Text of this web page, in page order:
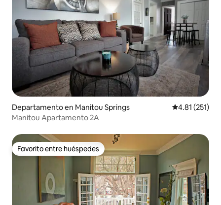
Departamento en Manitou Springs Calificación
4.81 (251)
Manitou Apartamento 2A
Favorito entre huéspedes
Favorito entre huéspedes